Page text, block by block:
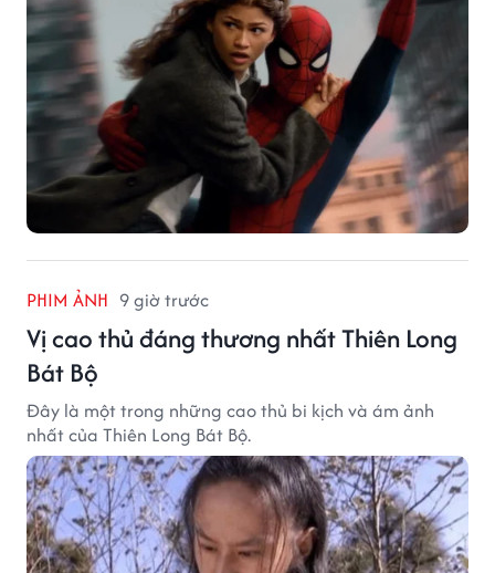
PHIM ẢNH 9 giờ trước
Vị cao thủ đáng thương nhất Thiên Long
Bát Bộ
Đây là một trong những cao thủ bi kịch và ám ảnh
nhất của Thiên Long Bát Bộ.